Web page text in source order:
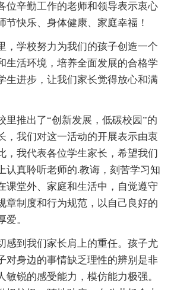
位辛勤工作的老师和领导表示衷心
节快乐、身体健康、家庭幸福！
，学校努力为我们的孩子创造一个
生活环境，培养全面发展的合格学
生进步，让我们家长觉得放心和满
里推出了“创新发展，低碳校园”的
，我们对这一活动的开展表示由衷
，我代表各位学生家长，希望我们
认真聆听老师的.教诲，刻苦学习知
课堂外、家庭和生活中，自觉遵守
章制度和行为规范，以自己良好的
爱。
感到我们家长肩上的重任。孩子尤
对身边的事情缺乏理性的辨别是非
敏锐的感受能力，模仿能力极强。